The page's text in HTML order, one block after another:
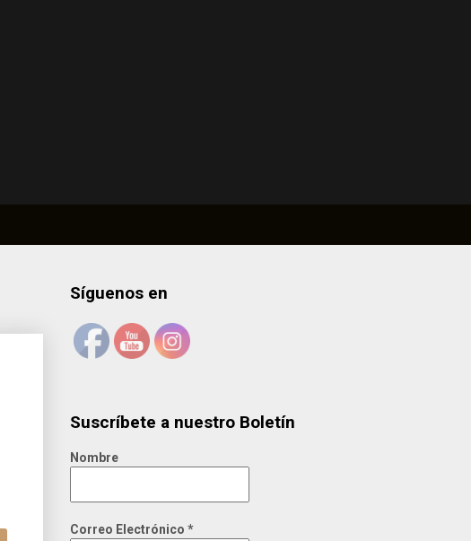
Síguenos en
Suscríbete a nuestro Boletín
Nombre
Correo Electrónico *